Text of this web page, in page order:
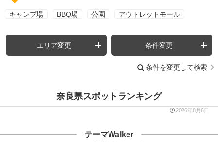
キャンプ場 BBQ場 公園 アウトレットモール
エリア変更 条件変更
条件を変更して検索
奈良県スポットランキング
2026年8月6日
テーマWalker